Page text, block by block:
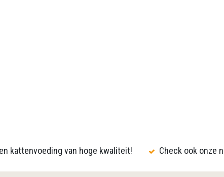
kattenvoeding van hoge kwaliteit! Check ook onze